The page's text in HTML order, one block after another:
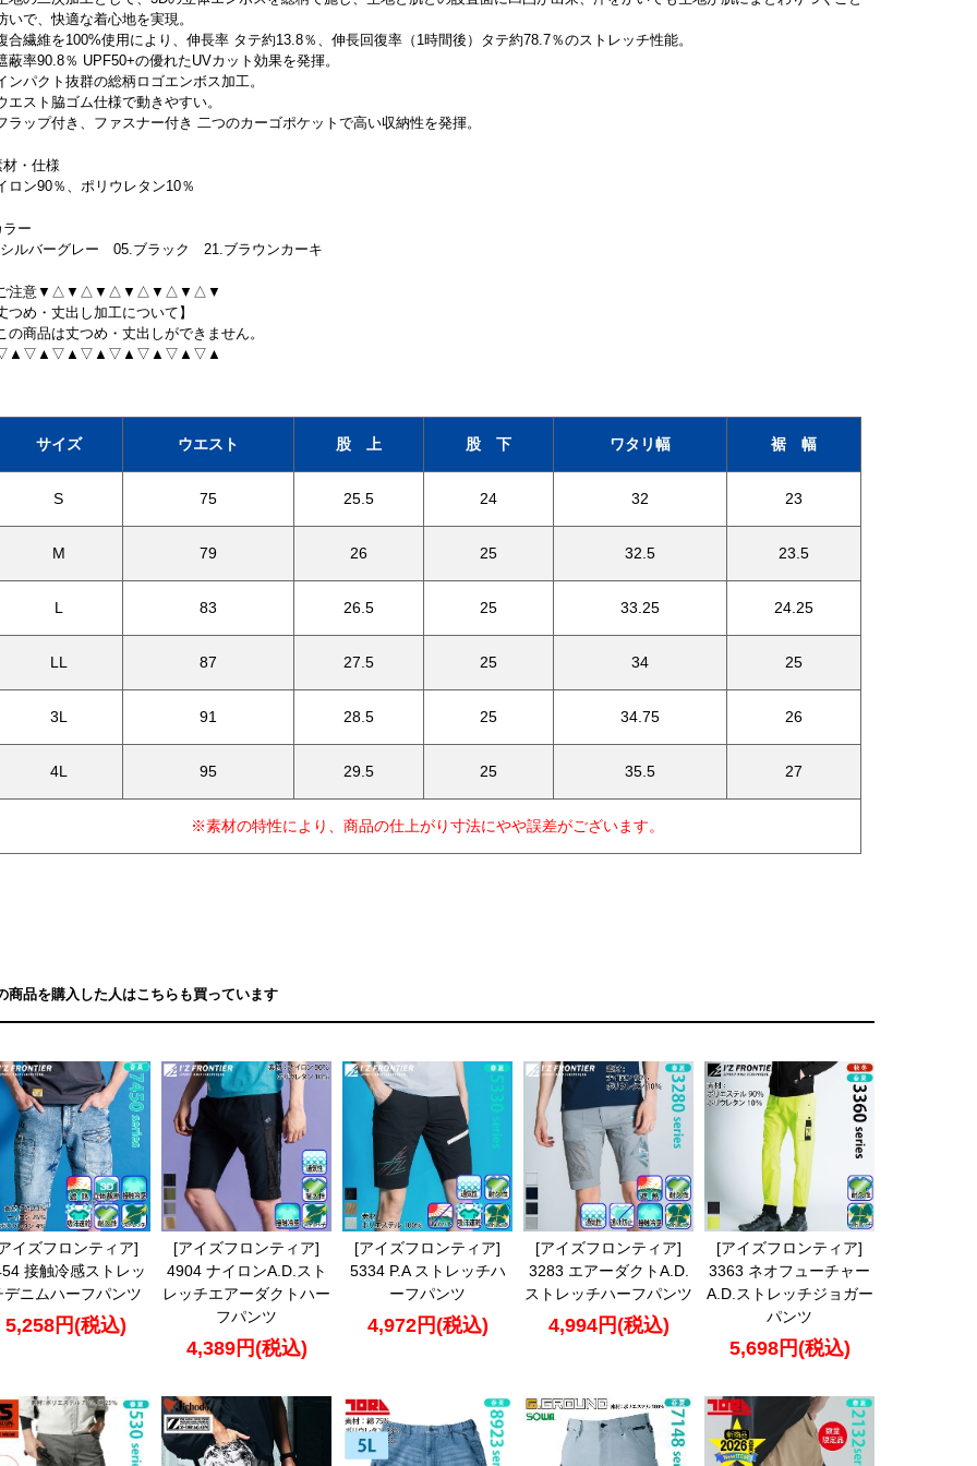
いで、快適な着心地を実現。
繊維を100%使用により、伸長率 タテ約13.8％、伸長回復率（1時間後）タテ約78.7％のストレッチ性能。
率90.8％ UPF50+の優れたUVカット効果を発揮。
パクト抜群の総柄ロゴエンボス加工。
スト脇ゴム仕様で動きやすい。
ップ付き、ファスナー付き 二つのカーゴポケットで高い収納性を発揮。
・仕様
ロン90％、ポリウレタン10％
ー
ルバーグレー 05.ブラック 21.ブラウンカーキ
注意▼△▼△▼△▼△▼△▼△▼
つめ・丈出し加工について】
の商品は丈つめ・丈出しができません。
サイズ ウエスト 股 上 股 下 ワタリ幅 裾 幅
S 75 25.5 24 32 23
M 79 26 25 32.5 23.5
L 83 26.5 25 33.25 24.25
LL 87 27.5 25 34 25
3L 91 28.5 25 34.75 26
4L 95 29.5 25 35.5 27
※素材の特性により、商品の仕上がり寸法にやや誤差がございます。
商品を購入した人はこちらも買っています
イズフロンティア]
接触冷感ストレッ
デニムハーフパンツ
5,258円(税込)
[アイズフロンティア]
4904 ナイロンA.D.スト
レッチエアーダクトハー
フパンツ
4,389円(税込)
[アイズフロンティア]
5334 P.A ストレッチハ
ーフパンツ
4,972円(税込)
[アイズフロンティア]
3283 エアーダクトA.D.
ストレッチハーフパンツ
4,994円(税込)
[アイズフロンティア]
3363 ネオフューチャー
A.D.ストレッチジョガー
パンツ
5,698円(税込)